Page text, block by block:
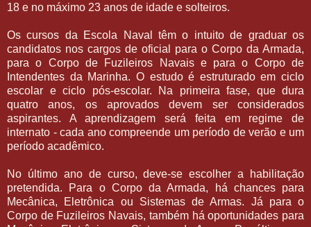
18 e no máximo 23 anos de idade e solteiros.
Os cursos da Escola Naval têm o intuito de graduar os
candidatos nos cargos de oficial para o Corpo da Armada,
para o Corpo de Fuzileiros Navais e para o Corpo de
Intendentes da Marinha. O estudo é estruturado em ciclo
escolar e ciclo pós-escolar. Na primeira fase, que dura
quatro anos, os aprovados devem ser considerados
aspirantes. A aprendizagem será feita em regime de
internato - cada ano compreende um período de verão e um
período acadêmico.
No último ano de curso, deve-se escolher a habilitação
pretendida. Para o Corpo da Armada, há chances para
Mecânica, Eletrônica ou Sistemas de Armas. Já para o
Corpo de Fuzileiros Navais, também há oportunidades para